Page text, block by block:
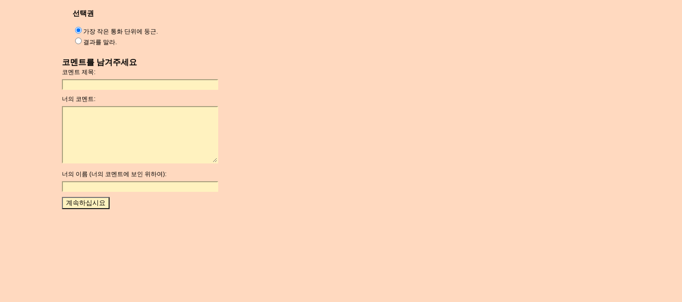
선택권
가장 작은 통화 단위에 둥근.
결과를 말라.
코멘트를 남겨주세요
코멘트 제목:
너의 코멘트:
너의 이름 (너의 코멘트에 보인 위하여):